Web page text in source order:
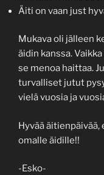
Äiti on vaan just
Mukava oli jälleen
äidin kanssa.
se menoa haittaa.
turvalliset jutut
vielä vuosia ja
Hyvää
omalle äidille!!
-Esko-